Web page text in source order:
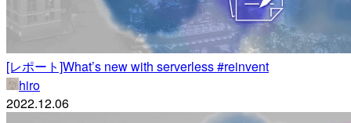
[レポート]What’s new with serverless #reinvent
hiro
2022.12.06